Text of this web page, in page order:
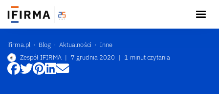
ifirma.pl Blog Aktualności
Inne
Zespół IFIRMA | 7 grudnia 2020 | 1 minut czytania